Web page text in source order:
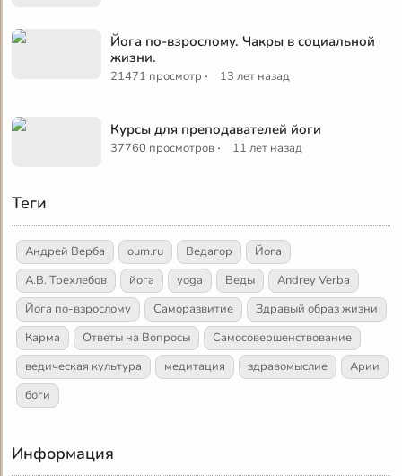
Йога по-взрослому. Чакры в социальной
жизни.
21471 просмотр · 13 лет назад
Курсы для преподавателей йоги
37760 просмотров · 11 лет назад
Теги
Андрей Верба oum.ru Ведагор
Йога
А.В. Трехлебов
йога yoga Веды
Andrey Verba
Йога по-взрослому
Саморазвитие
Здравый образ жизни
Карма
Ответы на Вопросы
Самосовершенствование
ведическая культура
медитация здравомыслие
Арии
боги
Информация